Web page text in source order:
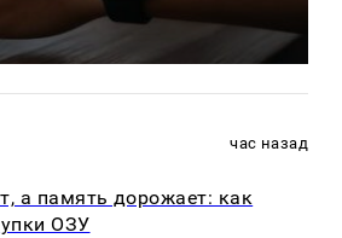
час назад
а память дорожает: как
ОЗУ